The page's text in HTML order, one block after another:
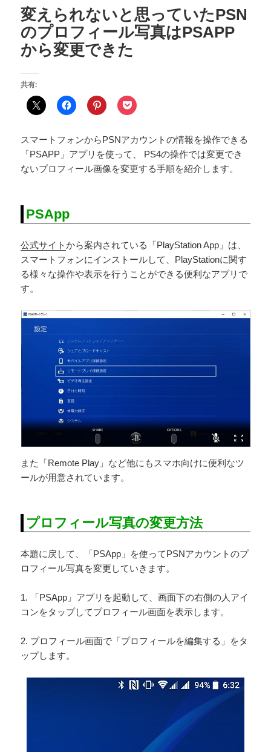
変えられないと思っていたPSN
のプロフィール写真はPSAPP
から変更できた
共有:
スマートフォンからPSNアカウントの情報を操作できる
「PSAPP」アプリを使って、 PS4の操作では変更でき
ないプロフィール画像を変更する手順を紹介します。
PSApp
公式サイトから案内されている「PlayStation App」は、
スマートフォンにインストールして、PlayStationに関す
る様々な操作や表示を行うことができる便利なアプリで
す。
また「Remote Play」など他にもスマホ向けに便利なツ
ールが用意されています。
プロフィール写真の変更方法
本題に戻して、「PSApp」を使ってPSNアカウントのプ
ロフィール写真を変更していきます。
1. 「PSApp」アプリを起動して、画面下の右側の人アイ
コンをタップしてプロフィール画面を表示します。
2. プロフィール画面で「プロフィールを編集する」をタ
ップします。